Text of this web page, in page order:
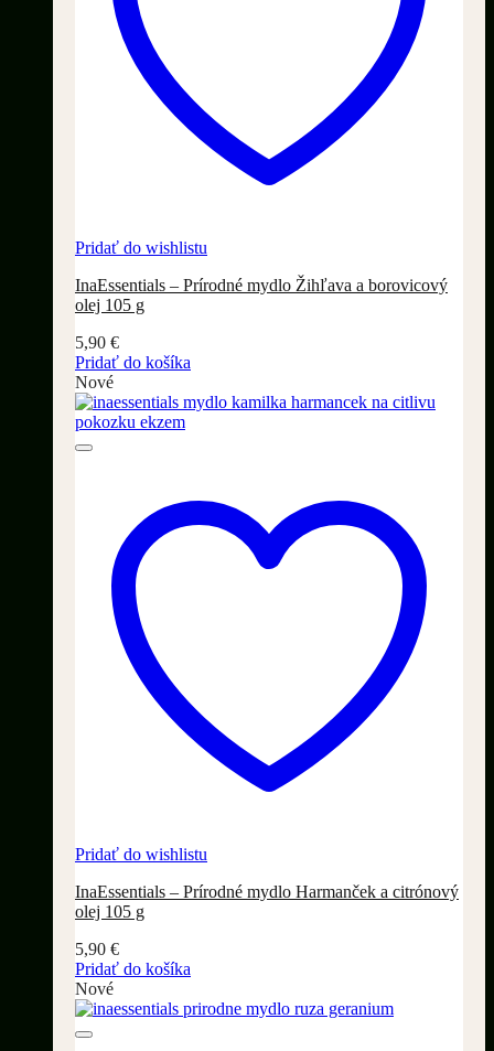
Pridať do wishlistu
InaEssentials – Prírodné mydlo Žihľava a borovicový
olej 105 g
5,90 €
Pridať do košíka
Nové
Pridať do wishlistu
InaEssentials – Prírodné mydlo Harmanček a citrónový
olej 105 g
5,90 €
Pridať do košíka
Nové